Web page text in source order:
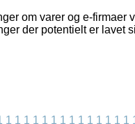
om varer og e-firmaer
der potentielt er lavet
1 1 1 1 1 1 1 1 1 1 1 1 1 1